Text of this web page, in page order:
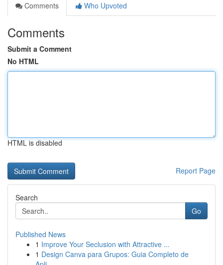
Comments
Who Upvoted
Comments
Submit a Comment
No HTML
HTML is disabled
Report Page
Search
Go
Published News
1 Improve Your Seclusion with Attractive ...
1 Design Canva para Grupos: Guia Completo de